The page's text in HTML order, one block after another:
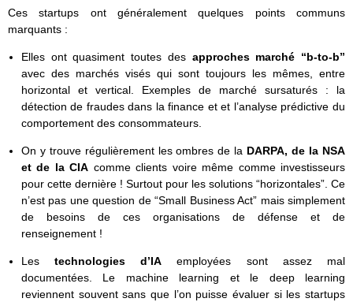
Ces startups ont généralement quelques points communs
marquants :
Elles ont quasiment toutes des approches marché “b-to-b”
avec des marchés visés qui sont toujours les mêmes, entre
horizontal et vertical. Exemples de marché sursaturés : la
détection de fraudes dans la finance et et l’analyse prédictive du
comportement des consommateurs.
On y trouve régulièrement les ombres de la DARPA, de la NSA
et de la CIA comme clients voire même comme investisseurs
pour cette dernière ! Surtout pour les solutions “horizontales”. Ce
n’est pas une question de “Small Business Act” mais simplement
de besoins de ces organisations de défense et de
renseignement !
Lestechnologies d’IA employées sont assez mal
documentées. Le machine learning et le deep learning
reviennent souvent sans que l’on puisse évaluer si les startups